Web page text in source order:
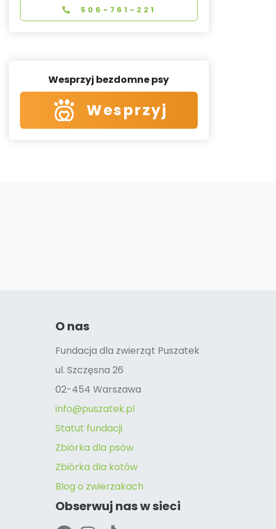
506-761-221
Wesprzyj bezdomne psy
Wesprzyj
O nas
Fundacja dla zwierząt Puszatek
ul. Szczęsna 26
02-454 Warszawa
info@puszatek.pl
Statut fundacji
Zbiórka dla psów
Zbiórka dla kotów
Blog o zwierzakach
Obserwuj nas w sieci